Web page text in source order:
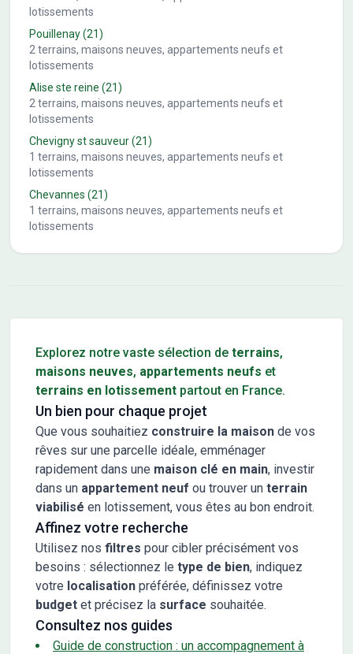
lotissements
Pouillenay(21)
2 terrains, maisons neuves, appartements neufs et
lotissements
Alise ste reine (21)
2 terrains, maisons neuves, appartements neufs et
lotissements
Chevigny st sauveur(21)
1 terrains, maisons neuves, appartements neufs et
lotissements
Chevannes (21)
1 terrains, maisons neuves, appartements neufs et
lotissements
Explorez notre vaste sélection de terrains,
maisons neuves, appartements neufs et
terrains en lotissement partout en France.
Un bien pour chaque projet
Que vous souhaitiez construire la maison de vos
rêves sur une parcelle idéale, emménager
rapidement dans une maison clé en main, investir
dans un appartement neuf ou trouver un terrain
viabilisé en lotissement, vous êtes au bon endroit.
Affinez votre recherche
Utilisez nos filtres pour cibler précisément vos
besoins : sélectionnez le type de bien, indiquez
votre localisation préférée, définissez votre
budget et précisez la surface souhaitée.
Consultez nos guides
Guide de construction : un accompagnement à